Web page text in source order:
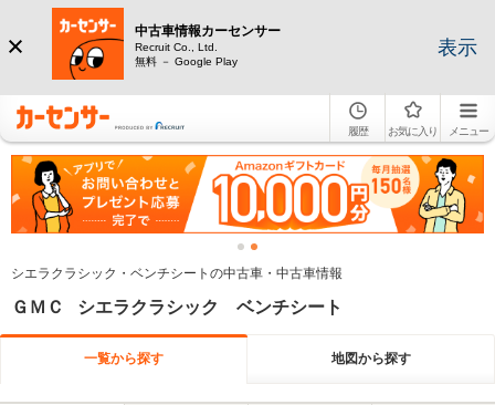
中古車情報カーセンサー
Recruit Co., Ltd.
無料 － Google Play
表示
履歴 お気に入り メニュー
シエラクラシック・ベンチシートの中古車・中古車情報
ＧＭＣ シエラクラシック ベンチシート
一覧から探す 地図から探す